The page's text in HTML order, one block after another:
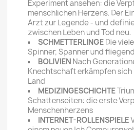
Experiment ansehen: die
menschlichen Herzens. Der
Arzt zur Legende - und
zwischen Leben und Tod neu.
SCHMETTERLINGEDie
Spinner, Spanner und
BOLIVIEN Nach
Knechtschaft erkämpfen
Land
MEDIZINGESCHICHTE
Schattenseiten: die erste
Menschenherzens
INTERNET-ROLLENSPIELE